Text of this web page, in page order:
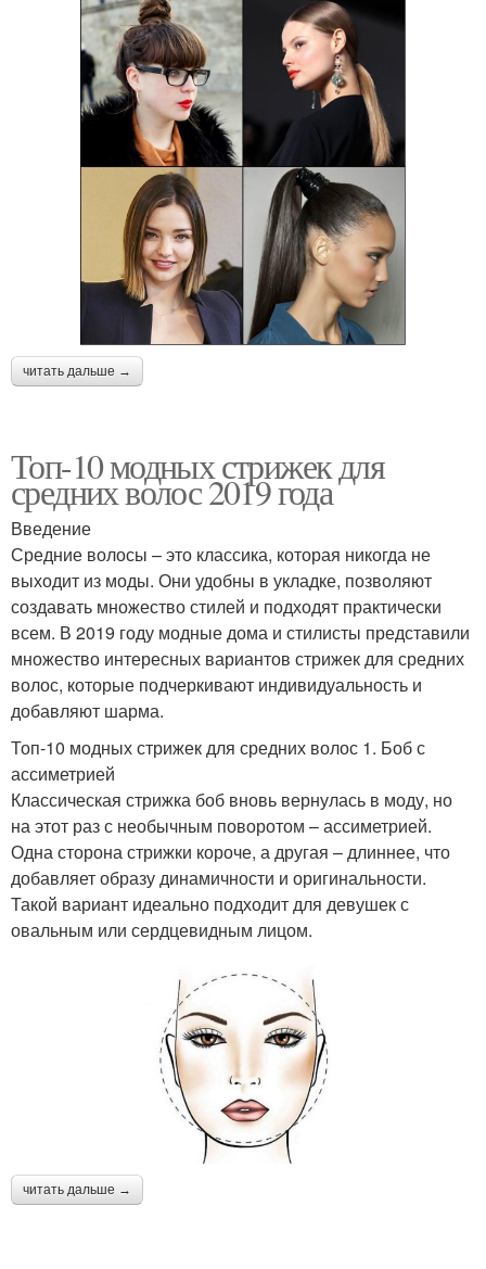
читать дальше →
Топ-10 модных стрижек для
средних волос 2019 года
Введение
Средние волосы – это классика, которая никогда не
выходит из моды. Они удобны в укладке, позволяют
создавать множество стилей и подходят практически
всем. В 2019 году модные дома и стилисты представили
множество интересных вариантов стрижек для средних
волос, которые подчеркивают индивидуальность и
добавляют шарма.
Топ-10 модных стрижек для средних волос 1. Боб с
ассиметрией
Классическая стрижка боб вновь вернулась в моду, но
на этот раз с необычным поворотом – ассиметрией.
Одна сторона стрижки короче, а другая – длиннее, что
добавляет образу динамичности и оригинальности.
Такой вариант идеально подходит для девушек с
овальным или сердцевидным лицом.
читать дальше →